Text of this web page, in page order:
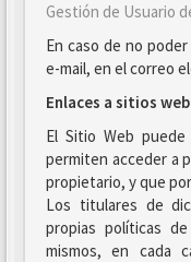
Gestión de Usuario
En caso de no
e-mail, en el correo
Enlaces a sitios
El Sitio Web
permiten acceder a
propietario, y que
Los titulares de
propias políticas
mismos, en cada